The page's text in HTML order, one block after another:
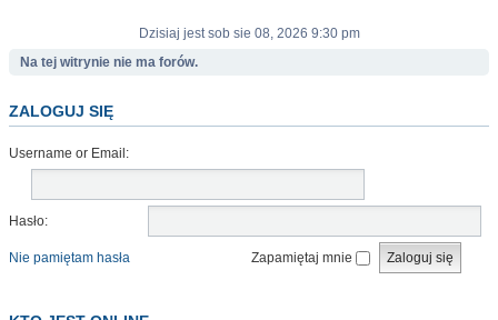
Dzisiaj jest sob sie 08, 2026 9:30 pm
Na tej witrynie nie ma forów.
ZALOGUJ SIĘ
Username or Email:
Hasło:
Nie pamiętam hasła Zapamiętaj mnie